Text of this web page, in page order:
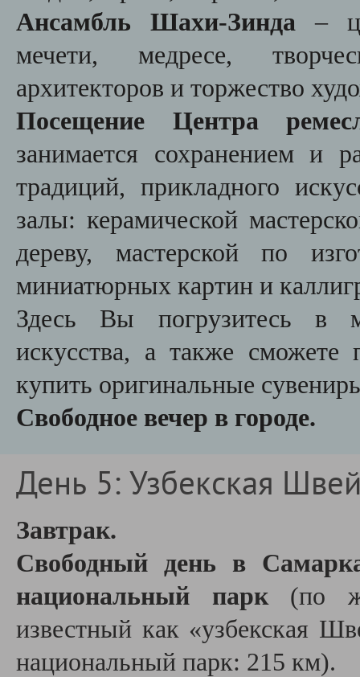
Ансамбль Шахи-Зинда–
мечети, медресе,
архитекторов и торжество
Посещение Центра
занимается сохранением и
традиций, прикладного
залы: керамической
дереву, мастерской по
миниатюрных картин и
Здесь Вы погрузитесь в
искусства, а также сможете
купить оригинальные
Свободное вечер в городе.
День 5: Узбекская
Завтрак.
Свободный день в
национальный парк(по
известный как «узбекская
национальный парк: 215 км).